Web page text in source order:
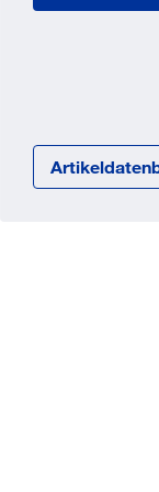
Jetzt registrieren
Warenwirtschaft
Barcode-Scanner
Prozess- &